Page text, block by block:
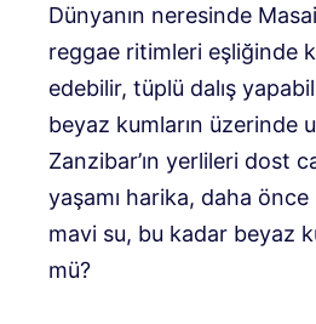
Dünyanın neresinde
reggae ritimleri eşliğinde
edebilir, tüplü dalış
beyaz kumların üzerinde
Zanzibar’ın yerlileri dost
yaşamı harika, daha
mavi su, bu kadar beyaz
mü?